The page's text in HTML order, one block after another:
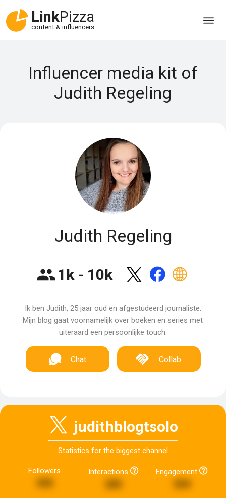
LinkPizza
content & influencers
Influencer media kit of
Judith Regeling
Judith Regeling
1k - 10k
Ik ben Judith, 25 jaar oud en afgestudeerd journaliste.
Mijn blog gaat voornamelijk over boeken en series met
uiteraard een persoonlijke touch.
Chat Collab
judithblogtsolo
Statistics for the biggest channel
Followers Interactions
285
Engagement